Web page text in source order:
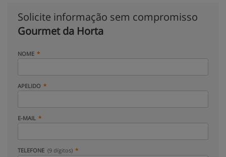
Solicite informação sem compromisso
Gourmet da Horta
NOME
APELIDO
E-MAIL
TELEFONE (9 dígitos)